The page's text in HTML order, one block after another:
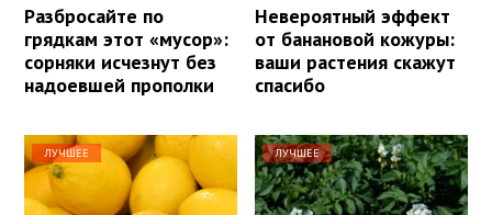
Разбросайте по
грядкам этот «мусор»:
сорняки исчезнут без
надоевшей прополки
Невероятный эффект
от банановой кожуры:
ваши растения скажут
спасибо
ЛУЧШЕЕ ЛУЧШЕЕ